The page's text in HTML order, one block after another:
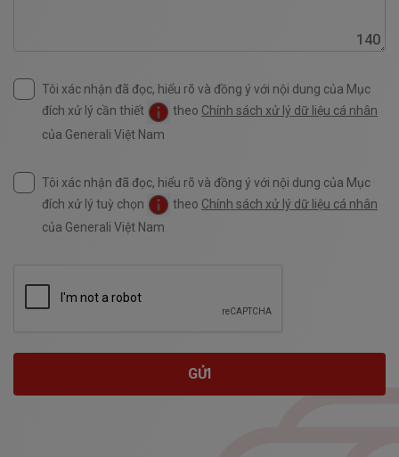
140
Tôi xác nhận đã đọc, hiểu rõ và đồng ý với nội dung của Mục
đích xử lý cần thiết
theo Chính sách xử lý dữ liệu cá nhân
của Generali Việt Nam
Tôi xác nhận đã đọc, hiểu rõ và đồng ý với nội dung của Mục
đích xử lý tuỳ chọn
theo Chính sách xử lý dữ liệu cá nhân
của Generali Việt Nam
GỬI